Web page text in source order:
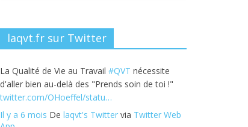
laqvt.fr sur Twitter
La Qualité de Vie au Travail
nécessite
d'aller bien au-delà des "Prends soin de toi !"
twitter.com/OHoeffel/statu…
Il y a 6 mois
laqvt's Twitter
Twitter Web
App